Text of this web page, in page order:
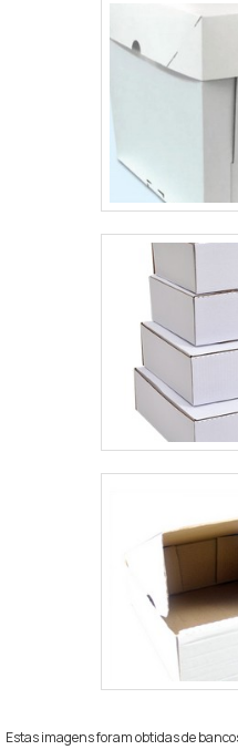
Estas imagens foram obtidas de